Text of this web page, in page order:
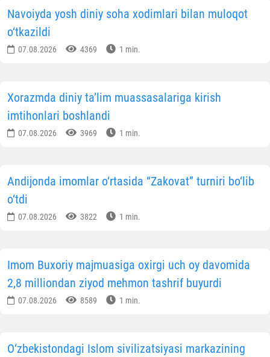
Navoiyda yosh diniy soha xodimlari bilan muloqot
o‘tkazildi
07.08.2026 4369 1 min.
Xorazmda diniy ta’lim muassasalariga kirish
imtihonlari boshlandi
07.08.2026 3969 1 min.
Andijonda imomlar o‘rtasida “Zakovat” turniri bo‘lib
o‘tdi
07.08.2026 3822 1 min.
Imom Buxoriy majmuasiga oxirgi uch oy davomida
2,8 milliondan ziyod mehmon tashrif buyurdi
07.08.2026 8589 1 min.
O‘zbekistondagi Islom sivilizatsiyasi markazining